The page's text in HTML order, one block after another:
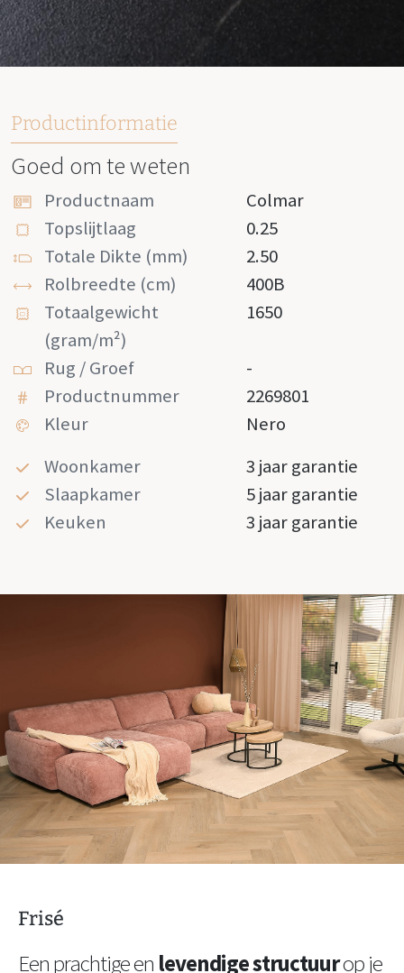
Productinformatie
Goed om te weten
Productnaam
Colmar
Topslijtlaag
0.25
Totale Dikte (mm)
2.50
Rolbreedte (cm)
400B
Totaalgewicht
(gram/m²)
1650
Rug / Groef
-
Productnummer
2269801
Kleur
Nero
Woonkamer
3 jaar garantie
Slaapkamer
5 jaar garantie
Keuken
3 jaar garantie
Frisé
Een prachtige en levendige structuurop je